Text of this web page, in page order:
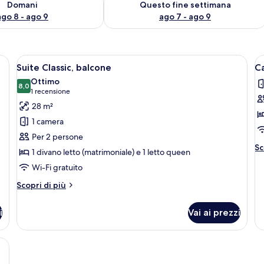
Domani
8 - ago 9
Questo fine settimana
ago 7 - ago 9
un letto, comodini, uno specchio e una mensola con oggetti decorativi.
Apri
tutte
le
foto
per
Suite
Classic,
balcone
Un letto rifatto con lenzuola
15
Suite Classic, balcone
8,08,0 su 10
Ottimo
1 recensione
(1
recensione)
28 m²
1 camera
Per 2 persone
1 divano letto (matrimoniale) e 1 letto queen
Wi-Fi gratuito
Scopri di più
Altri
Classic,
Vai ai prezzi
le
un letto, comodini, uno specchio e una mensola con oggetti decorativi.